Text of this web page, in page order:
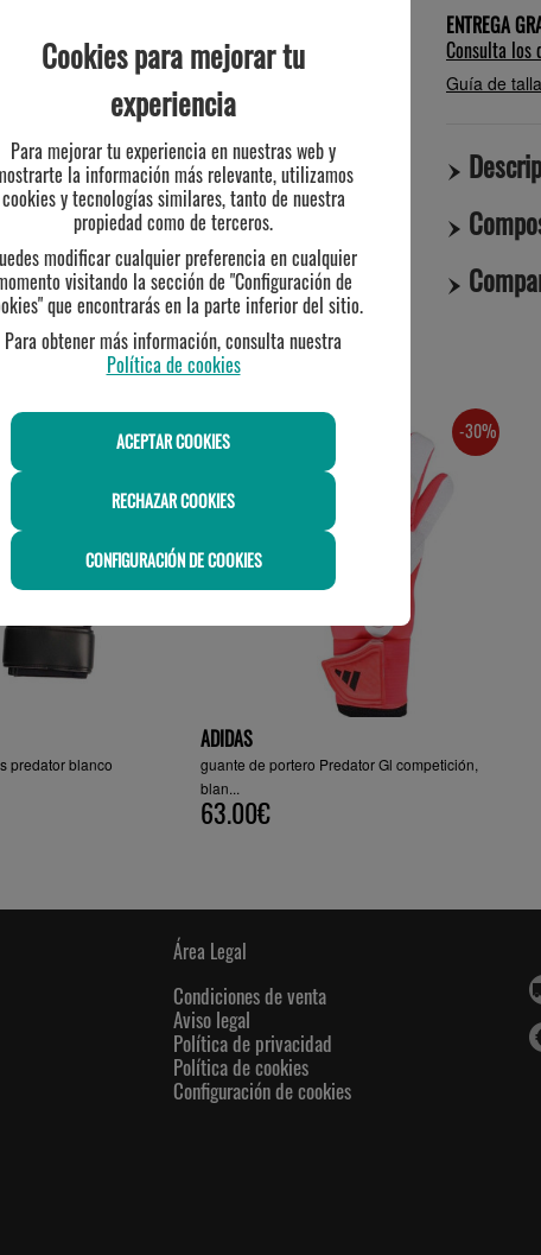
ENTREGA
Consulta los
Guía de
TE PUEDE INTERESAR
predator blanco
-30%
ADIDAS
guante de portero Predator Gl competición,
blan...
63.00€
Área Legal
Condiciones de venta
Aviso legal
Política de privacidad
Política de cookies
Configuración de cookies
Cookies para mejorar tu
experiencia
Para mejorar tu experiencia en nuestras web y
la información más relevante, utilizamos
cookies y tecnologías similares, tanto de nuestra
propiedad como de terceros.
modificar cualquier preferencia en cualquier
visitando la sección de "Configuración de
que encontrarás en la parte inferior del sitio.
Para obtener más información, consulta nuestra
Política de cookies
ACEPTAR COOKIES
RECHAZAR COOKIES
CONFIGURACIÓN DE COOKIES